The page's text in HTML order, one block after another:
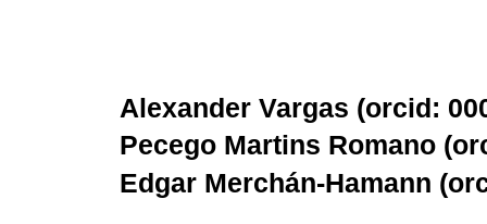
Alexander Vargas (orcid:
Pecego Martins Romano (
Edgar Merchán-Hamann (